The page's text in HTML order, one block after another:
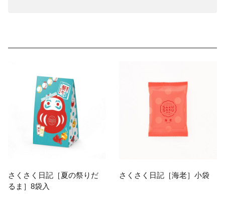
さくさく日記［夏の祭りだ
るま］8袋入
さくさく日記［海老］小袋